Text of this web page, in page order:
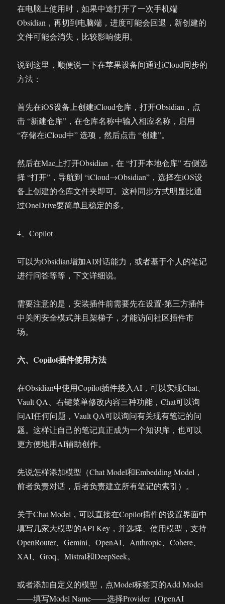
在电脑上使用时，如果中途打开了一次手机端
Obsidian，再切到电脑端，进度可能会回退，新创建的
文件可能会消失，比较影响使用。
说到这里，顺便说一下在苹果设备间通过iCloud同步的
方法：
首先在iOS设备上创建iCloud仓库，打开Obsidian，点
击 “新建仓库”，在仓库名称中输入相应名称，启用
“存储在iCloud中” 选项，然后点击 “创建”。
然后在Mac上打开Obsidian，在 “打开本地仓库” 右侧选
择 “打开”，导航到 “iCloud→Obsidian”，选择在iOS设
备上创建的仓库文件夹即可。这种同步方式明显比通
过OneDrive要简单且稳定的多。
4、Copilot
可以为Obsidian增加AI对话能力，或者基于个人的笔记
进行问答等等，下文详细说。
需要注意的是，安装插件前需要先在设置-第三方插件
中关闭安全模式并且架梯子，才能访问社区插件市
场。
六、Copilot插件使用方法
在Obsidian中使用Copilot插件接入AI，可以实现Chat、
Vault QA、右键菜单修改内容三种功能，Chat可以询
问AI任何问题，Vault QA可以询问有关现有笔记的问
题。这样让自己的笔记真正成为一个知识库，也可以
更方便地用AI辅助创作。
先说怎样添加模型（Chat Model和Embedding Model，
前者负责对话，后者负责建立所有笔记的索引）。
关于Chat Model，可以直接在Copilot插件的设置界面中
填写几家大模型的API Key，并选择、使用模型，支持
OpenRouter、Gemini、OpenAI、Anthropic、Cohere、
XAI、Groq、Mistral和DeepSeek。
或者添加自定义的模型，点Model标签页的Add Model
——填写Model Name——选择Provider（OpenAI